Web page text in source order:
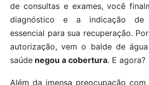
de consultas e exames, você
diagnóstico e a indicação de
essencial para sua recuperação.
autorização, vem o balde de
saúde negou a cobertura. E agora?
Além da imensa preocupação